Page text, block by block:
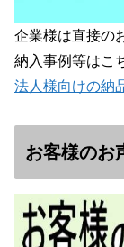
企業様は直接の
納入事例等はこ
法人様向けの納
お客様のお